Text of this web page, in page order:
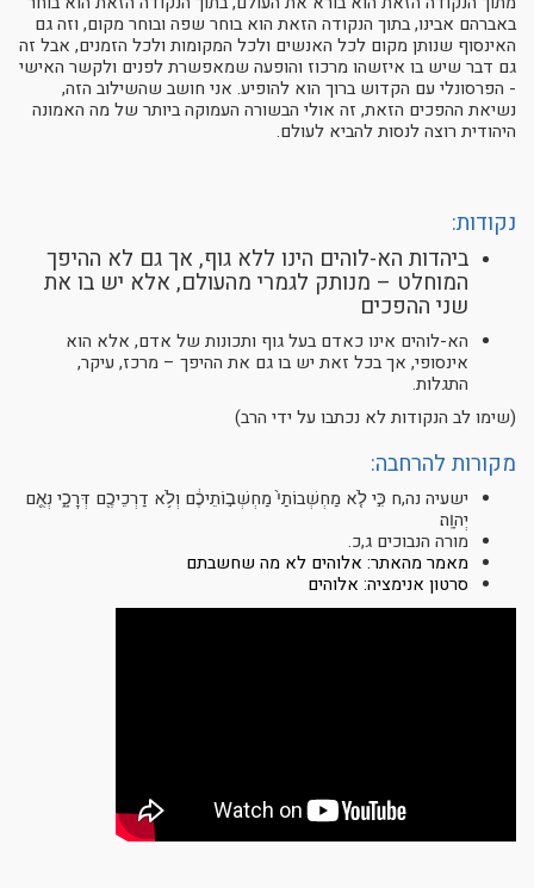
באברהם אבינו, בתוך הנקודה הזאת הוא בוחר שפה ובוחר מקום, וזה גם
האינסוף שנותן מקום לכל האנשים ולכל המקומות ולכל הזמנים, אבל זה
גם דבר שיש בו איזשהו מרכוז והופעה שמאפשרת לפנים ולקשר האישי
- הפרסונלי עם הקדוש ברוך הוא להופיע. אני חושב שהשילוב הזה,
נשיאת ההפכים הזאת, זה אולי הבשורה העמוקה ביותר של מה האמונה
היהודית רוצה לנסות להביא לעולם.
נקודות:
ביהדות הא-לוהים הינו ללא גוף, אך גם לא ההיפך
המוחלט – מנותק לגמרי מהעולם, אלא יש בו את
שני ההפכים
הא-לוהים אינו כאדם בעל גוף ותכונות של אדם, אלא הוא
אינסופי, אך בכל זאת יש בו גם את ההיפך – מרכז, עיקר,
התגלות.
(שימו לב הנקודות לא נכתבו על ידי הרב)
מקורות להרחבה:
ישעיה נה,ח כִּ֣י לֹ֤א מַחְשְׁבוֹתַי֙ מַחְשְׁב֣וֹתֵיכֶ֔ם וְלֹ֥א דַרְכֵיכֶ֖ם דְּרָכָ֑י נְאֻ֖ם
יְהוָֽה׃
מורה הנבוכים ג,כ.
מאמר מהאתר: אלוהים לא מה שחשבתם
סרטון אנימציה: אלוהים